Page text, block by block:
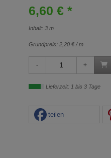
6,60 € *
Inhalt: 3 m
Grundpreis: 2,20 € / m
Lieferzeit: 1 bis 3 Tage
teilen